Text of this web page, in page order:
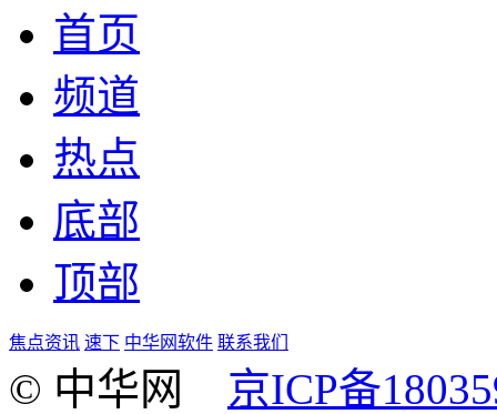
首页
频道
热点
底部
顶部
焦点资讯 速下 中华网软件 联系我们
© 中华网 京ICP备